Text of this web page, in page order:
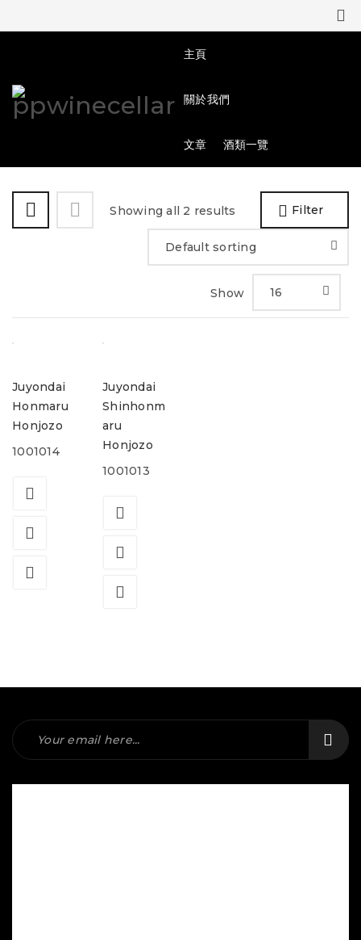
主頁
關於我們
文章 酒類一覽
Showing all 2 results Filter
Default sorting
Show 16
Juyondai
Honmaru
Honjozo
1001014
Juyondai
Shinhonm
aru
Honjozo
1001013